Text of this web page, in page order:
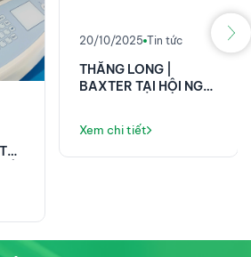
20/10/2025 Tin tức
THĂNG LONG |
BAXTER TẠI HỘI NGHỊ
Xem chi tiết